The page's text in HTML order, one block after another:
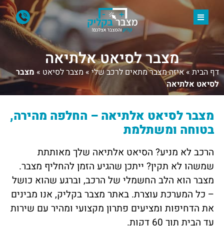
מצבר לסיאט אלתיאה
דף הבית»איזה מצבר מתאים לרכב שלי» מצבר לסיאט » מצבר
לסיאט אלתיאה
מצבר לסיאט אלתיאה – החלפה מהירה,
בטוחה ומשתלמת
הרכב לא מניע? הסיאט אלתיאה שלך מאותתת
שמשהו לא תקין? ייתכן שהגיע הזמן להחליף מצבר.
מצבר הוא הלב החשמלי של הרכב, וברגע שהוא כושל
– כל המערכת עוצרת. באתר מצבר בקליק, אנו מבינים
את הדחיפות ומציעים פתרון מקצועי ומהיר עם שירות
עד הבית תוך 60 דקות.